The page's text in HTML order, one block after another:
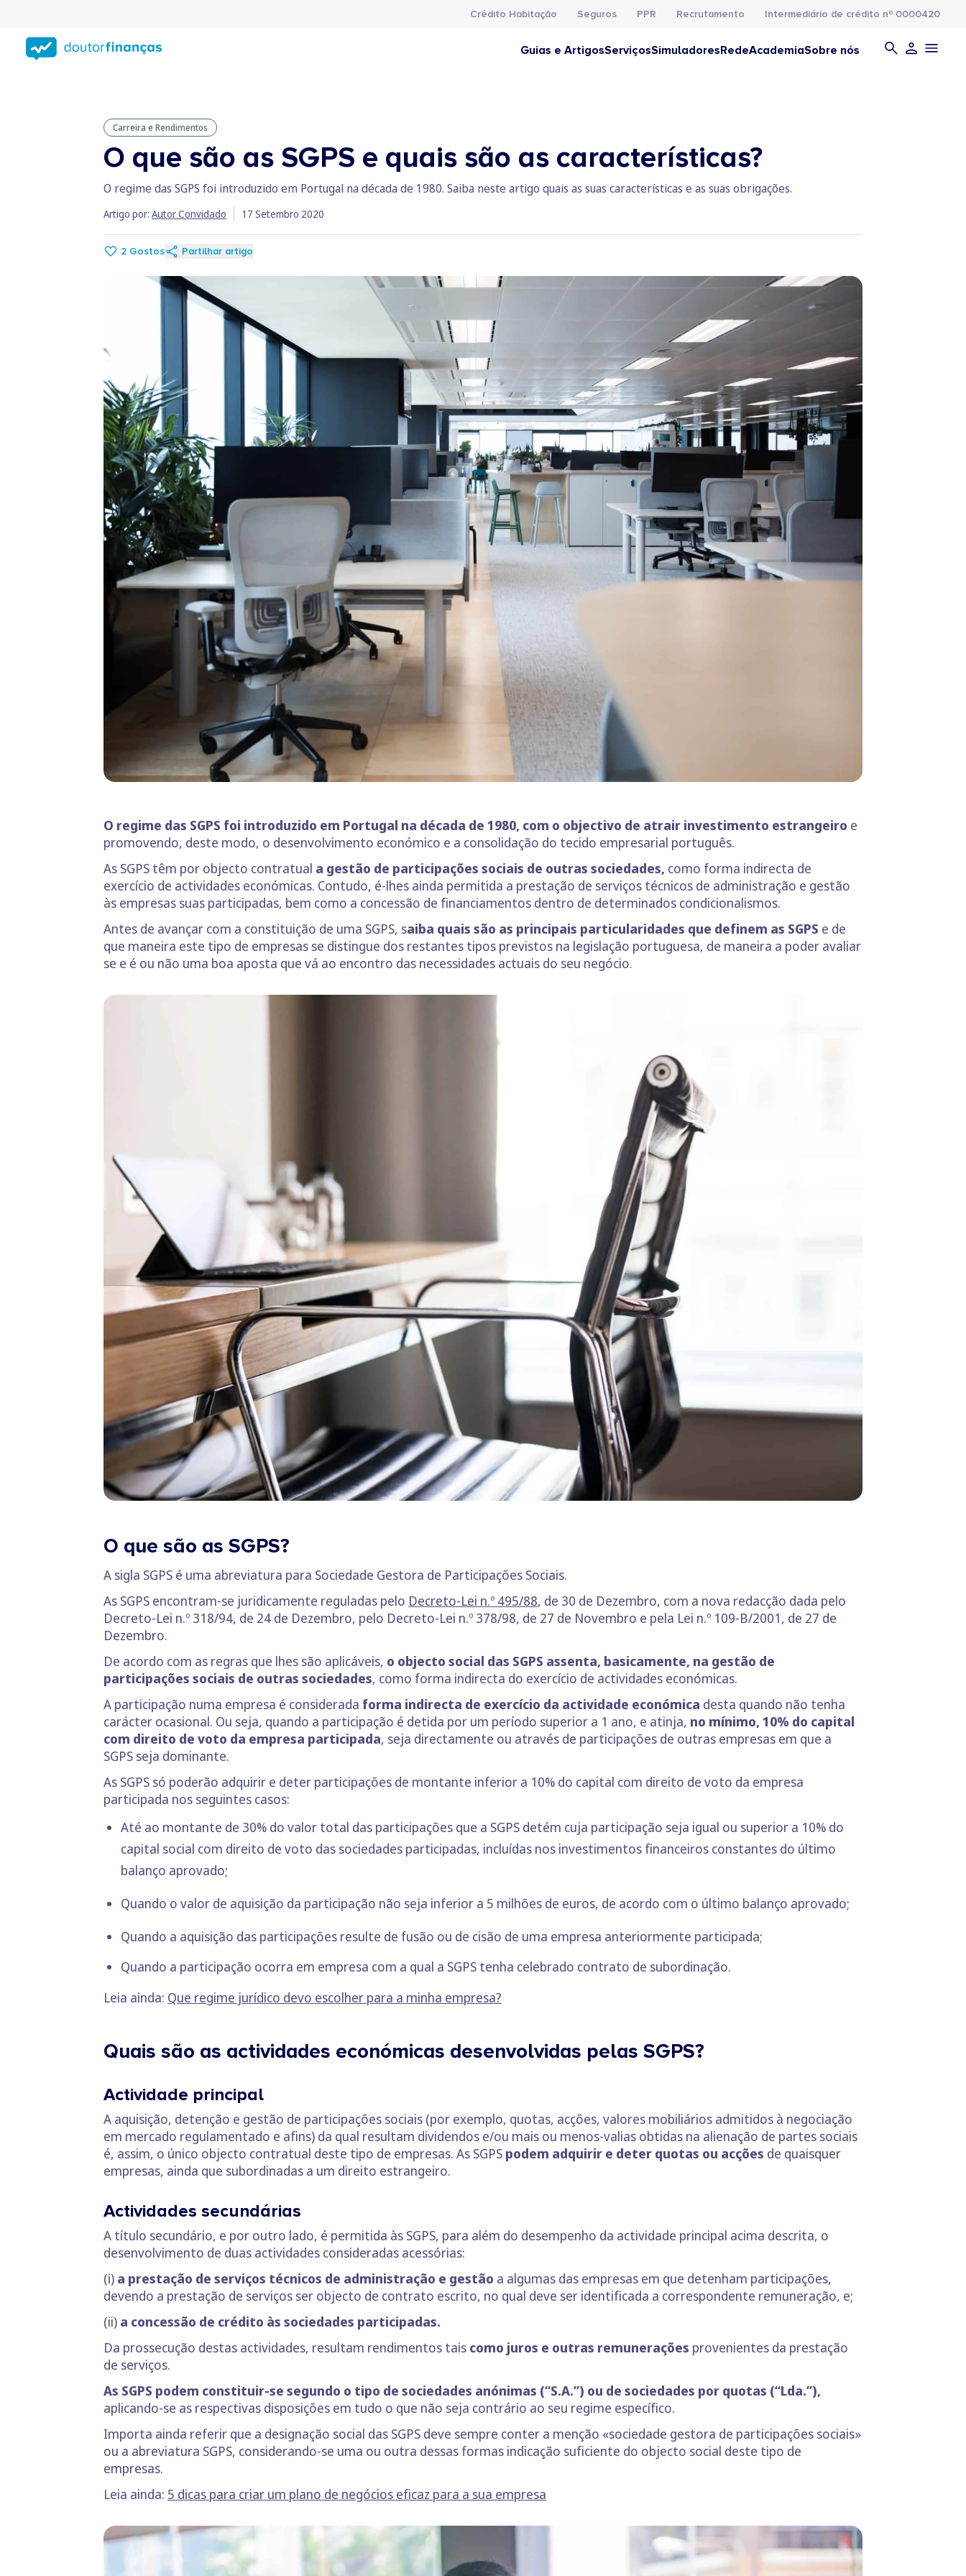
conteúdo
principal
Crédito Habitação Seguros PPR Recrutamento Intermediário de crédito nº 0000420
Guias e ArtigosServiçosSimuladoresRedeAcademiaSobre nós
Carreira e Rendimentos
O que são as SGPS e quais são as características?
O regime das SGPS foi introduzido em Portugal na década de 1980. Saiba neste artigo quais as suas características e as suas obrigações.
Artigo por: Autor Convidado 17 Setembro 2020
2 Gostos Partilhar artigo
O regime das SGPS foi introduzido em Portugal na década de 1980, com o objectivo de atrair investimento estrangeiro e
promovendo, deste modo, o desenvolvimento económico e a consolidação do tecido empresarial português.
As SGPS têm por objecto contratual a gestão de participações sociais de outras sociedades, como forma indirecta de
exercício de actividades económicas. Contudo, é-lhes ainda permitida a prestação de serviços técnicos de administração e gestão
às empresas suas participadas, bem como a concessão de financiamentos dentro de determinados condicionalismos.
Antes de avançar com a constituição de uma SGPS, saiba quais são as principais particularidades que definem as SGPS e de
que maneira este tipo de empresas se distingue dos restantes tipos previstos na legislação portuguesa, de maneira a poder avaliar
se e é ou não uma boa aposta que vá ao encontro das necessidades actuais do seu negócio.
O que são as SGPS?
A sigla SGPS é uma abreviatura para Sociedade Gestora de Participações Sociais.
As SGPS encontram-se juridicamente reguladas pelo Decreto-Lei n.º 495/88, de 30 de Dezembro, com a nova redacção dada pelo
Decreto-Lei n.º 318/94, de 24 de Dezembro, pelo Decreto-Lei n.º 378/98, de 27 de Novembro e pela Lei n.º 109-B/2001, de 27 de
Dezembro.
De acordo com as regras que lhes são aplicáveis, o objecto social das SGPS assenta, basicamente, na gestão de
participações sociais de outras sociedades, como forma indirecta do exercício de actividades económicas.
A participação numa empresa é considerada forma indirecta de exercício da actividade económica desta quando não tenha
carácter ocasional. Ou seja, quando a participação é detida por um período superior a 1 ano, e atinja, no mínimo, 10% do capital
com direito de voto da empresa participada, seja directamente ou através de participações de outras empresas em que a
SGPS seja dominante.
As SGPS só poderão adquirir e deter participações de montante inferior a 10% do capital com direito de voto da empresa
participada nos seguintes casos:
Até ao montante de 30% do valor total das participações que a SGPS detém cuja participação seja igual ou superior a 10% do
capital social com direito de voto das sociedades participadas, incluídas nos investimentos financeiros constantes do último
balanço aprovado;
Quando o valor de aquisição da participação não seja inferior a 5 milhões de euros, de acordo com o último balanço aprovado;
Quando a aquisição das participações resulte de fusão ou de cisão de uma empresa anteriormente participada;
Quando a participação ocorra em empresa com a qual a SGPS tenha celebrado contrato de subordinação.
Leia ainda: Que regime jurídico devo escolher para a minha empresa?
Quais são as actividades económicas desenvolvidas pelas SGPS?
Actividade principal
A aquisição, detenção e gestão de participações sociais (por exemplo, quotas, acções, valores mobiliários admitidos à negociação
em mercado regulamentado e afins) da qual resultam dividendos e/ou mais ou menos-valias obtidas na alienação de partes sociais
é, assim, o único objecto contratual deste tipo de empresas. As SGPS podem adquirir e deter quotas ou acções de quaisquer
empresas, ainda que subordinadas a um direito estrangeiro.
Actividades secundárias
A título secundário, e por outro lado, é permitida às SGPS, para além do desempenho da actividade principal acima descrita, o
desenvolvimento de duas actividades consideradas acessórias:
(i) a prestação de serviços técnicos de administração e gestão a algumas das empresas em que detenham participações,
devendo a prestação de serviços ser objecto de contrato escrito, no qual deve ser identificada a correspondente remuneração, e;
(ii) a concessão de crédito às sociedades participadas.
Da prossecução destas actividades, resultam rendimentos tais como juros e outras remunerações provenientes da prestação
de serviços.
As SGPS podem constituir-se segundo o tipo de sociedades anónimas (“S.A.”) ou de sociedades por quotas (“Lda.”),
aplicando-se as respectivas disposições em tudo o que não seja contrário ao seu regime específico.
Importa ainda referir que a designação social das SGPS deve sempre conter a menção «sociedade gestora de participações sociais»
ou a abreviatura SGPS, considerando-se uma ou outra dessas formas indicação suficiente do objecto social deste tipo de
empresas.
Leia ainda: 5 dicas para criar um plano de negócios eficaz para a sua empresa